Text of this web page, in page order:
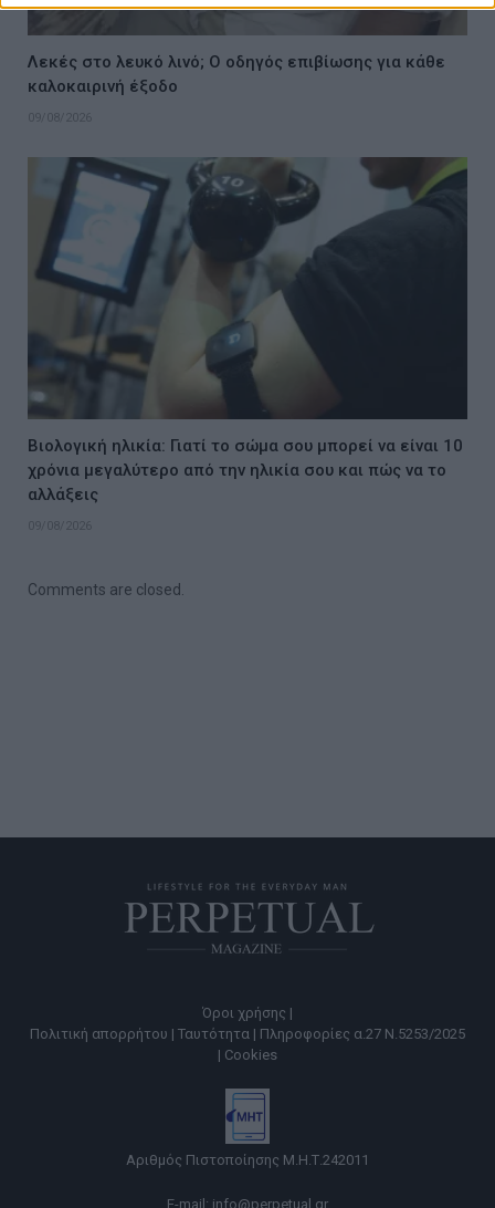
Λεκές στο λευκό λινό; Ο οδηγός επιβίωσης για κάθε
καλοκαιρινή έξοδο
09/08/2026
Βιολογική ηλικία: Γιατί το σώμα σου μπορεί να είναι 10
χρόνια μεγαλύτερο από την ηλικία σου και πώς να το
αλλάξεις
09/08/2026
Comments are closed.
Όροι χρήσης |
Πολιτική απορρήτου | Ταυτότητα | Πληροφορίες α.27 Ν.5253/2025
| Cookies
Αριθμός Πιστοποίησης Μ.Η.Τ.242011
E-mail: info@perpetual.gr